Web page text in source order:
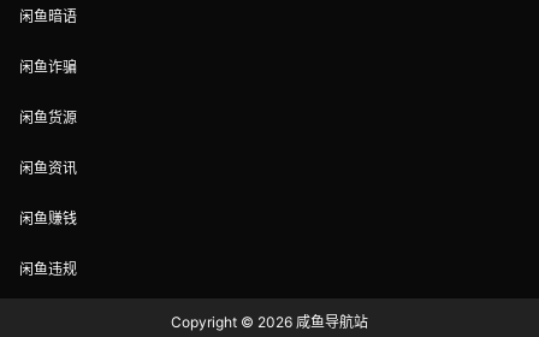
闲鱼暗语
闲鱼诈骗
闲鱼货源
闲鱼资讯
闲鱼赚钱
闲鱼违规
Copyright © 2026 咸鱼导航站